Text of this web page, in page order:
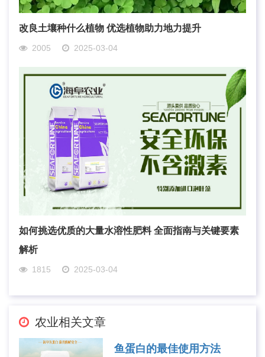
改良土壤种什么植物 优选植物助力地力提升
2005 2025-03-04
如何挑选优质的大量水溶性肥料 全面指南与关键要素
解析
1815 2025-03-04
农业相关文章
鱼蛋白的最佳使用方法